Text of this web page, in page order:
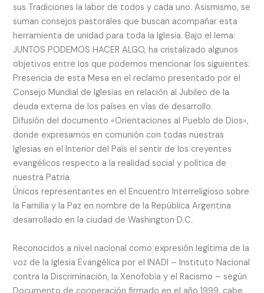
sus Tradiciones la labor de todos y cada uno. Asismismo, se
suman consejos pastorales que buscan acompañar esta
herramienta de unidad para toda la Iglesia. Bajo el lema:
JUNTOS PODEMOS HACER ALGO, ha cristalizado algunos
objetivos entre los que podemos mencionar los siguientes:
Presencia de esta Mesa en el reclamo presentado por el
Consejo Mundial de Iglesias en relación al Jubileo de la
deuda externa de los países en vías de desarrollo.
Difusión del documento «Orientaciones al Pueblo de Dios»,
donde expresamos en comunión con todas nuestras
Iglesias en el Interior del País el sentir de los creyentes
evangélicos respecto a la realidad social y política de
nuestra Patria.
Únicos representantes en el Encuentro Interreligioso sobre
la Familia y la Paz en nombre de la República Argentina
desarrollado en la ciudad de Washington D.C.
Reconocidos a nivel nacional como expresión legítima de la
voz de la Iglesia Evangélica por el INADI – Instituto Nacional
contra la Discriminación, la Xenofobia y el Racismo – según